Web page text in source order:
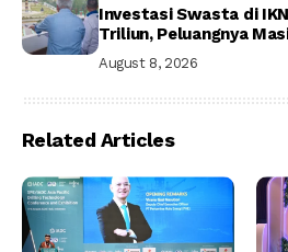
Investasi Swasta di
Triliun, Peluangnya
August 8, 2026
Related Articles